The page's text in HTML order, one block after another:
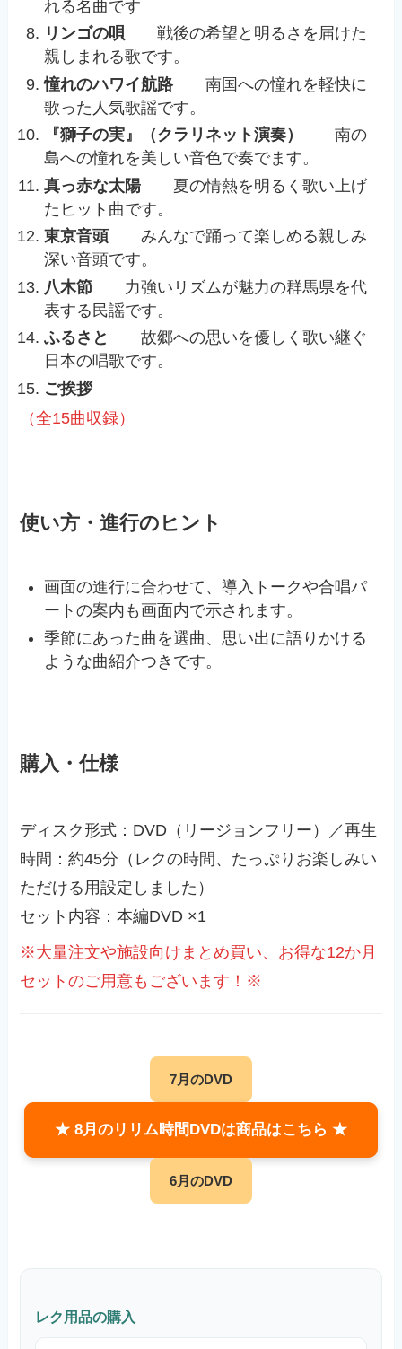
れる名曲です
リンゴの唄 戦後の希望と明るさを届けた
親しまれる歌です。
憧れのハワイ航路 南国への憧れを軽快に
歌った人気歌謡です。
『獅子の実』（クラリネット演奏）
南の
島への憧れを美しい音色で奏でます。
真っ赤な太陽 夏の情熱を明るく歌い上げ
たヒット曲です。
東京音頭 みんなで踊って楽しめる親しみ
深い音頭です。
八木節 力強いリズムが魅力の群馬県を代
表する民謡です。
ふるさと
故郷への思いを優しく歌い継ぐ
日本の唱歌です。
ご挨拶
（全15曲収録）
使い方・進行のヒント
画面の進行に合わせて、導入トークや合唱パ
ートの案内も画面内で示されます。
季節にあった曲を選曲、思い出に語りかける
ような曲紹介つきです。
購入・仕様
ディスク形式：DVD（リージョンフリー）／再生
時間：約45分（レクの時間、たっぷりお楽しみい
ただける用設定しました）
セット内容：本編DVD ×1
※大量注文や施設向けまとめ買い、お得な12か月
セットのご用意もございます！※
7月のDVD
★ 8月のリリム時間DVDは商品はこちら ★
6月のDVD
レク用品の購入